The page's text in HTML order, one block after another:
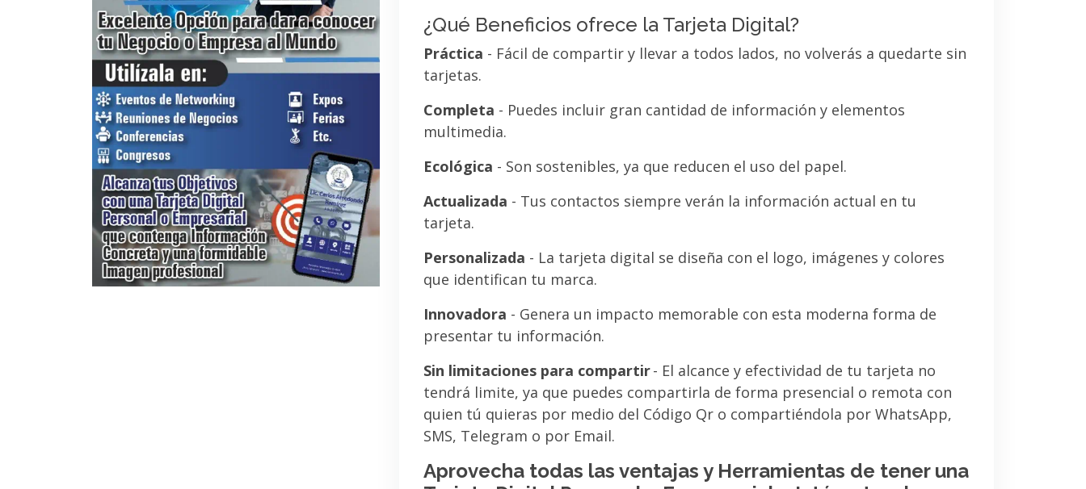
¿Qué Beneficios ofrece la Tarjeta Digital?
Práctica - Fácil de compartir y llevar a todos lados, no volverás a quedarte sin
tarjetas.
Completa - Puedes incluir gran cantidad de información y elementos
multimedia.
Ecológica - Son sostenibles, ya que reducen el uso del papel.
Actualizada - Tus contactos siempre verán la información actual en tu
tarjeta.
Personalizada - La tarjeta digital se diseña con el logo, imágenes y colores
que identifican tu marca.
Innovadora - Genera un impacto memorable con esta moderna forma de
presentar tu información.
Sin limitaciones para compartir- El alcance y efectividad de tu tarjeta no
tendrá limite, ya que puedes compartirla de forma presencial o remota con
quien tú quieras por medio del Código Qr o compartiéndola por WhatsApp,
SMS, Telegram o por Email.
Aprovecha todas las ventajas y Herramientas de tener una